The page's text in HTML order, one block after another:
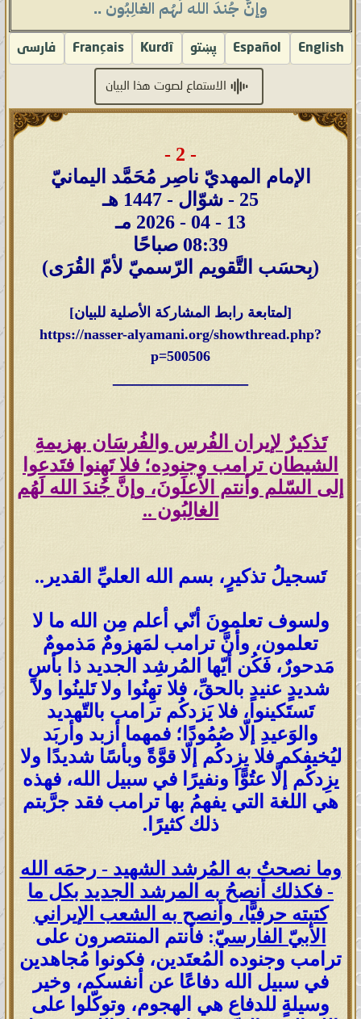
وإنَّ جُندَ الله لَهُم الغالِبُون ..
English
Español پښتو Kurdî
Français فارسى
الاستماع لصوت هذا البيان
- 2 -
الإمام المهديّ ناصِر مُحَمَّد اليمانيّ
25 - شوّال - 1447 هـ
13 - 04 - 2026 مـ
08:39 صباحًا
(بِحسَب التَّقويم الرّسميّ لأمّ القُرَى)
[لمتابعة رابط المشاركة الأصلية للبيان]
https://nasser-alyamani.org/showthread.php?
p=500506
تَذكيرٌ لإيران الفُرس والفُرسَان بهزيمةِ
الشيطان ترامب وجنودِه؛ فلا تَهِنوا فتَدعوا
إلى السّلم وأنتم الأعلَونَ، وإنَّ جُندَ الله لَهُم
الغالِبُون ..
تَسجيلُ تذكيرٍ، بسم الله العليِّ القدير..
ولسوف تعلمونَ أنّي أعلم مِن الله ما لا
تعلمون، وأنَّ ترامب لمَهزومٌ مَذمومٌ
مَدحورٌ، فَكُن أيّها المُرشِد الجديد ذا بأسٍ
شديدٍ عنيدٍ بالحقِّ، فلا تهِنُوا ولا تَلينُوا ولا
تَستَكينوا، فلا يَزدكُم ترامب بالتّهديد
والوَعيدِ إلّا صُمُودًا؛ فمهما أزبد وأربَد
ليُخيفكم فلا يزِدكُم إلّا قوَّةً وبأسًا شديدًا ولا
يزِدكُم إلَّا عتُوًّا ونفيرًا في سبيل الله، فهذه
هي اللغة التي يفهمُ بها ترامب فقد جرَّبتم
ذلك كثيرًا.
وما نصحتُ به المُرشد الشهيد - رحمَه الله
- فكذلك أنصحُ به المرشد الجديد بكل ما
كتبته حرفيًّا، وأنصح به الشعب الإيراني
الأبيّ الفارسيّ: فأنتم المنتصرون على
ترامب وجنوده المُعتَدين، فكونوا مُجاهدين
في سبيل الله دفاعًا عن أنفسكم، وخير
وسيلةٍ للدفاع هي الهجوم، وتوكّلوا على